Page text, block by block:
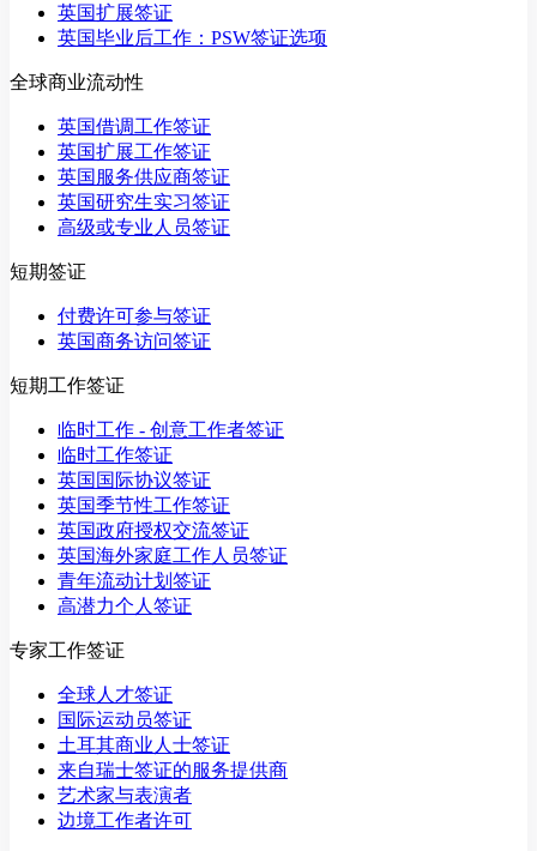
英国扩展签证
英国毕业后工作：PSW签证选项
全球商业流动性
英国借调工作签证
英国扩展工作签证
英国服务供应商签证
英国研究生实习签证
高级或专业人员签证
短期签证
付费许可参与签证
英国商务访问签证
短期工作签证
临时工作 - 创意工作者签证
临时工作签证
英国国际协议签证
英国季节性工作签证
英国政府授权交流签证
英国海外家庭工作人员签证
青年流动计划签证
高潜力个人签证
专家工作签证
全球人才签证
国际运动员签证
土耳其商业人士签证
来自瑞士签证的服务提供商
艺术家与表演者
边境工作者许可